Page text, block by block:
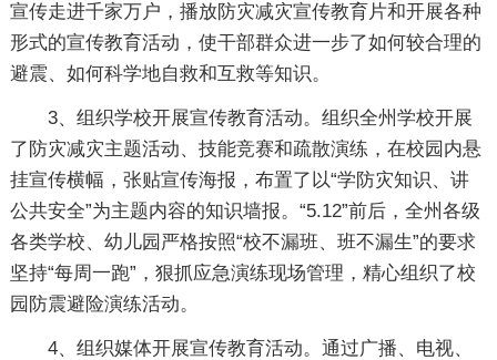
宣传走进千家万户，播放防灾减灾宣传教育片和开展各种
形式的宣传教育活动，使干部群众进一步了如何较合理的
避震、如何科学地自救和互救等知识。
3、组织学校开展宣传教育活动。组织全州学校开展
了防灾减灾主题活动、技能竞赛和疏散演练，在校园内悬
挂宣传横幅，张贴宣传海报，布置了以“学防灾知识、讲
公共安全”为主题内容的知识墙报。“5.12”前后，全州各级
各类学校、幼儿园严格按照“校不漏班、班不漏生”的要求
坚持“每周一跑”，狠抓应急演练现场管理，精心组织了校
园防震避险演练活动。
4、组织媒体开展宣传教育活动。通过广播、电视、